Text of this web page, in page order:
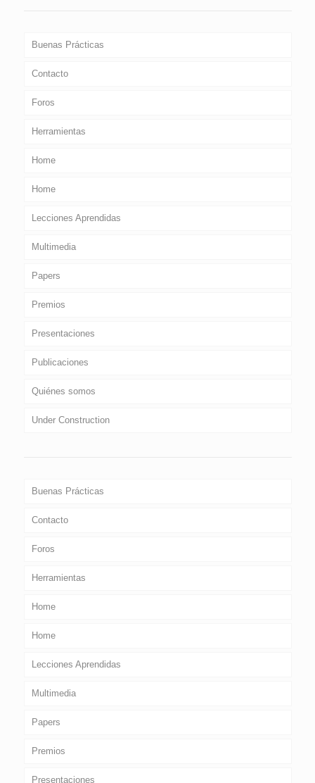
Buenas Prácticas
Contacto
Foros
Herramientas
Home
Home
Lecciones Aprendidas
Multimedia
Papers
Premios
Presentaciones
Publicaciones
Quiénes somos
Under Construction
Buenas Prácticas
Contacto
Foros
Herramientas
Home
Home
Lecciones Aprendidas
Multimedia
Papers
Premios
Presentaciones